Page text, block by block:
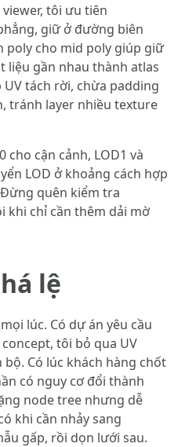
tôi ưu tiên
giữ ở đường biên
poly cho mid poly giúp giữ
liệu gần nhau thành atlas
tách rời, chừa padding
tránh layer nhiều texture
cho cận cảnh, LOD1 và
LOD ở khoảng cách hợp
quên kiểm tra
khi chỉ cần thêm dải mờ
lệ
lúc. Có dự án yêu cầu
tôi bỏ qua UV
Có lúc khách hàng chốt
có nguy cơ đổi thành
node tree nhưng dễ
khi cần nhảy sang
gấp, rồi dọn lưới sau.